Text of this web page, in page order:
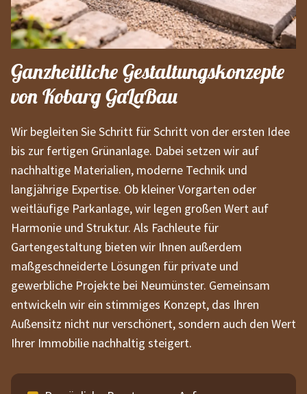
Ganzheitliche Gestaltungskonzepte
von Kobarg GaLaBau
Wir begleiten Sie Schritt für Schritt von der ersten Idee
bis zur fertigen Grünanlage. Dabei setzen wir auf
nachhaltige Materialien, moderne Technik und
langjährige Expertise. Ob kleiner Vorgarten oder
weitläufige Parkanlage, wir legen großen Wert auf
Harmonie und Struktur. Als Fachleute für
Gartengestaltung bieten wir Ihnen außerdem
maßgeschneiderte Lösungen für private und
gewerbliche Projekte bei Neumünster. Gemeinsam
entwickeln wir ein stimmiges Konzept, das Ihren
Außensitz nicht nur verschönert, sondern auch den Wert
Ihrer Immobilie nachhaltig steigert.